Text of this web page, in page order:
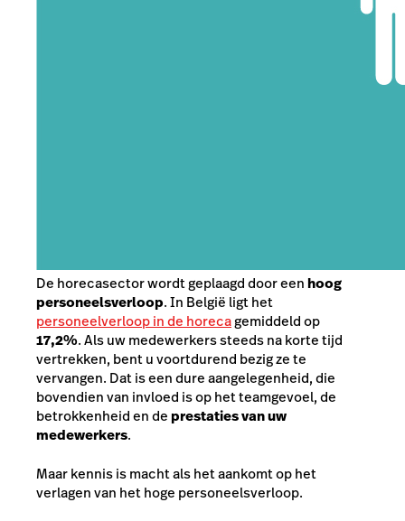
De horecasector wordt geplaagd door eenhoog
personeelsverloop. In België ligt het
personeelverloop in de horecagemiddeld op
17,2%.Als uw medewerkers steeds na korte tijd
vertrekken, bent u voortdurend bezig ze te
vervangen. Dat is een dure aangelegenheid, die
bovendien van invloed is op het teamgevoel, de
betrokkenheid en deprestaties van uw
medewerkers.
Maar kennis is macht als het aankomt op het
verlagen van het hoge personeelsverloop.